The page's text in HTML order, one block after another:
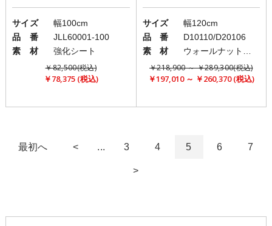
サイズ
幅100cm
品 番
JLL60001-100
素 材
強化シート
￥82,500(税込)
￥78,375 (税込)
ウォールナット×ダークトーン
サイズ
幅120cm
品 番
D10110/D20106
素 材
￥218,900 ～ ￥289,300(税込)
￥197,010 ～ ￥260,370 (税込)
最初へ < ... 3 4 5 6 7
>